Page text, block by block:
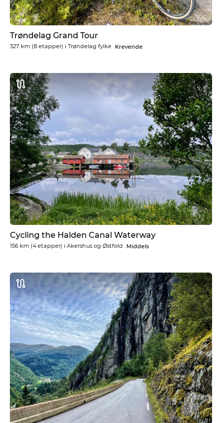
Trøndelag Grand Tour
327 km (8 etapper) i Trøndelag fylke Krevende
Cycling the Halden Canal Waterway
156 km (4 etapper) i Akershus og Østfold Middels